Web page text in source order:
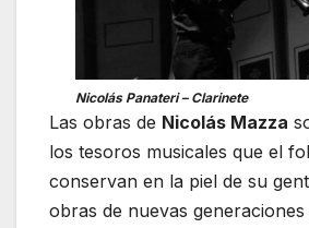
Nicolás Panateri – Clarinete
Las obras de Nicolás Mazza
los tesoros musicales que el
conservan en la piel de su
obras de nuevas generaciones